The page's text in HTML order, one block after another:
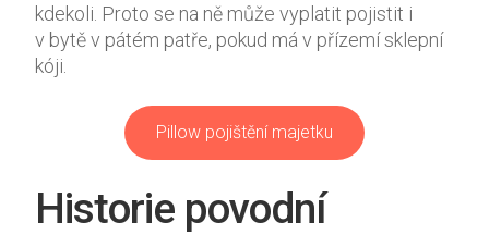
kdekoli. Proto se na ně může vyplatit pojistit i
v bytě v pátém patře, pokud má v přízemí sklepní
kóji.
Pillow pojištění majetku
Historie povodní
Uživatelská
zkušenost
návštěvě co
nejlépe.